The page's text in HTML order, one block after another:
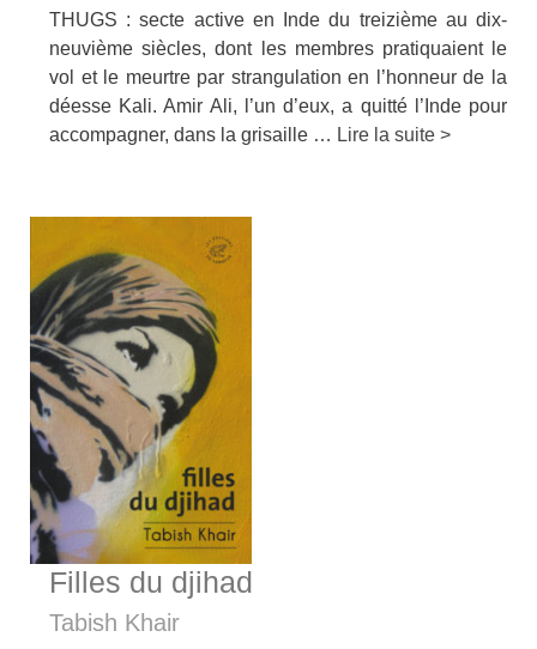
THUGS : secte active en Inde du treizième au dix-
neuvième siècles, dont les membres pratiquaient le
vol et le meurtre par strangulation en l’honneur de la
déesse Kali. Amir Ali, l’un d’eux, a quitté l’Inde pour
accompagner, dans la grisaille … Lire la suite >
Filles du djihad
Tabish Khair